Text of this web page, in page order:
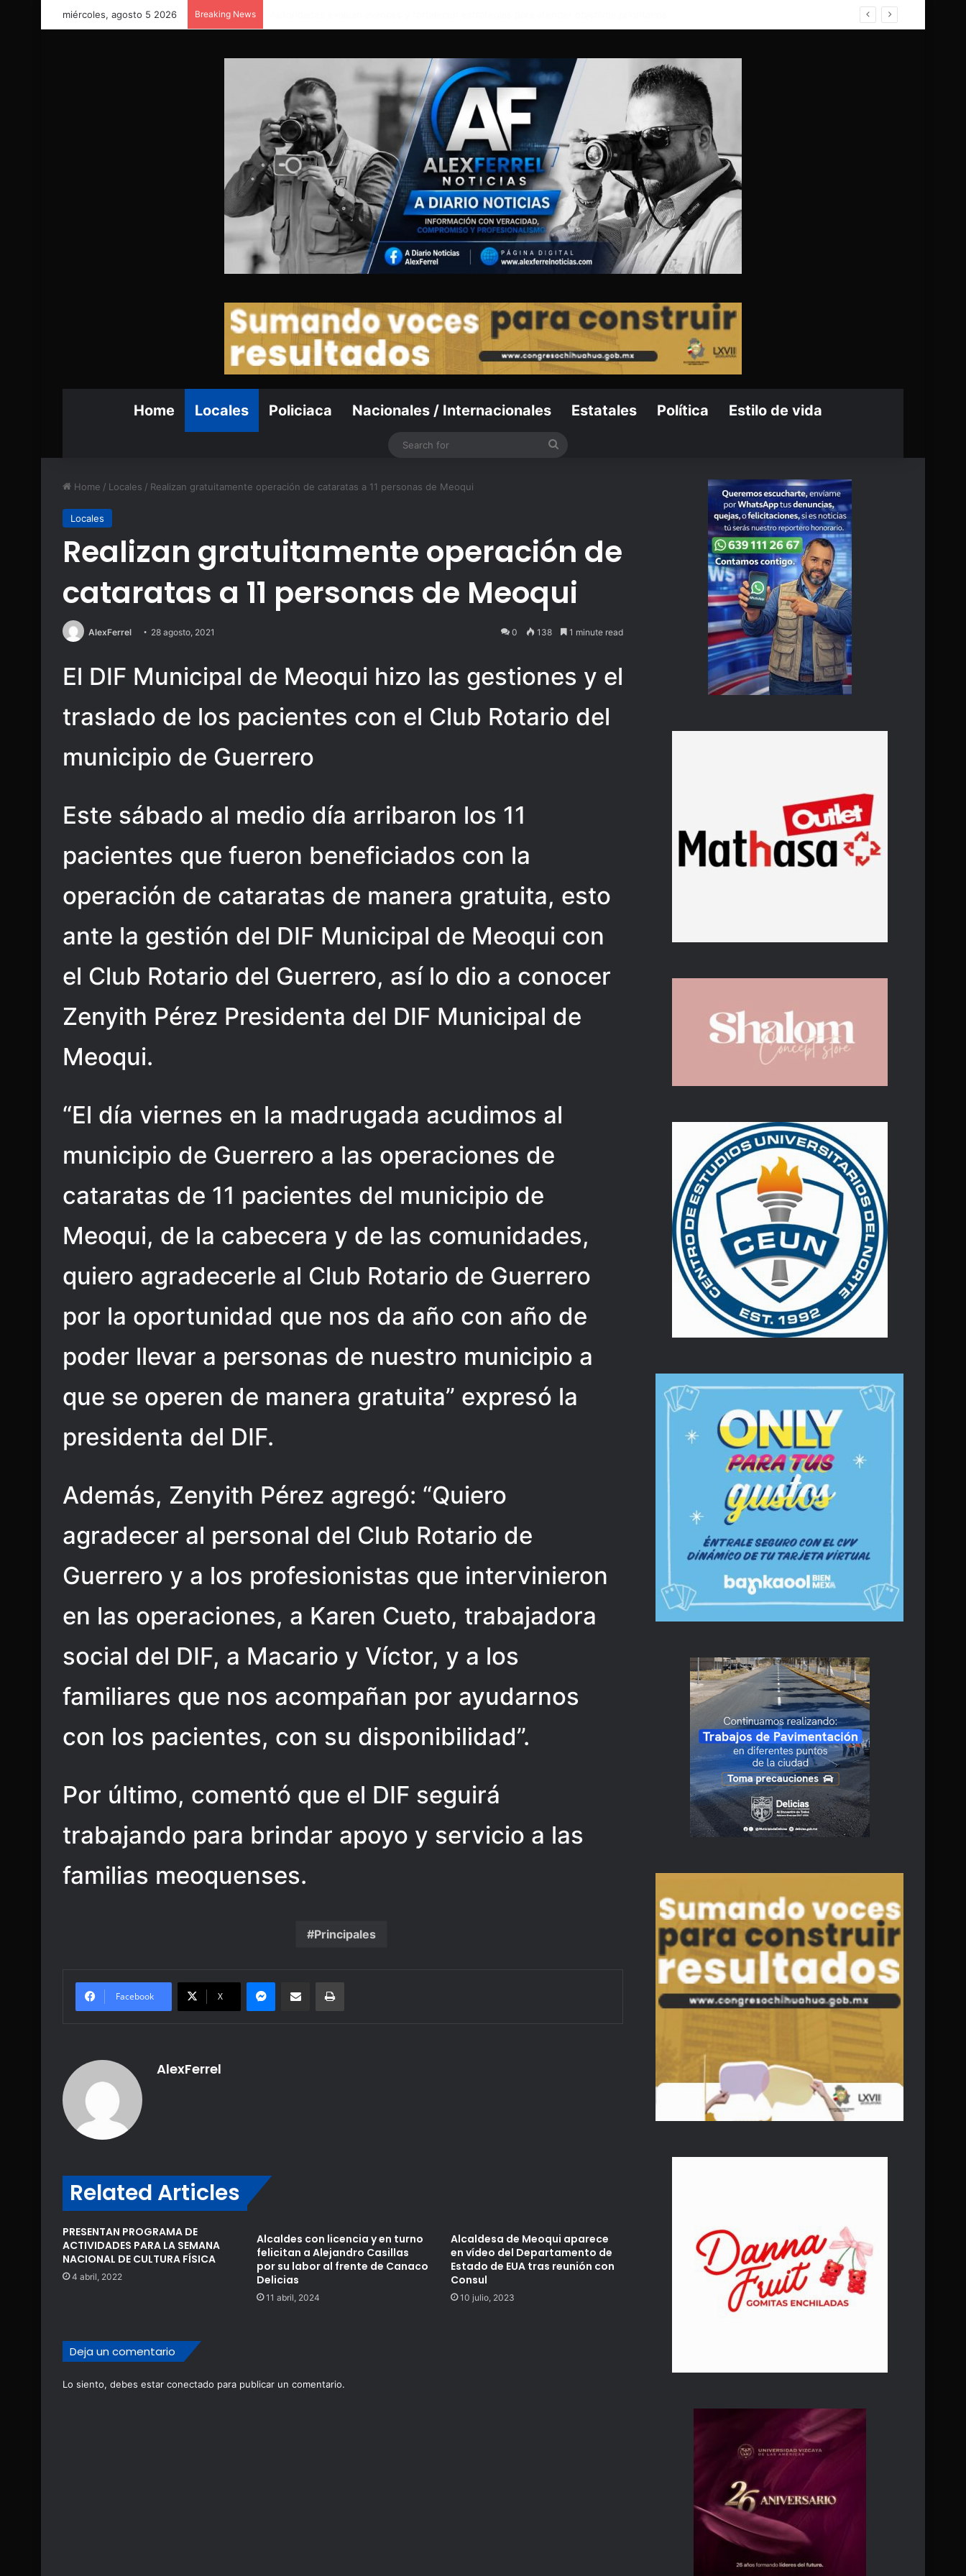
miércoles, agosto 5 2026 Breaking News
Home Locales Policiaca Nacionales / Internacionales Estatales Política Estilo de vida
Search
Home / Locales / Realizan gratuitamente operación de cataratas a 11 personas de Meoqui
Locales
Realizan gratuitamente operación de
cataratas a 11 personas de Meoqui
AlexFerrel 28 agosto, 2021 0 138 1 minute read
El DIF Municipal de Meoqui hizo las gestiones y el
traslado de los pacientes con el Club Rotario del
municipio de Guerrero
Este sábado al medio día arribaron los 11
pacientes que fueron beneficiados con la
operación de cataratas de manera gratuita, esto
ante la gestión del DIF Municipal de Meoqui con
el Club Rotario del Guerrero, así lo dio a conocer
Zenyith Pérez Presidenta del DIF Municipal de
Meoqui.
“El día viernes en la madrugada acudimos al
municipio de Guerrero a las operaciones de
cataratas de 11 pacientes del municipio de
Meoqui, de la cabecera y de las comunidades,
quiero agradecerle al Club Rotario de Guerrero
por la oportunidad que nos da año con año de
poder llevar a personas de nuestro municipio a
que se operen de manera gratuita” expresó la
presidenta del DIF.
Además, Zenyith Pérez agregó: “Quiero
agradecer al personal del Club Rotario de
Guerrero y a los profesionistas que intervinieron
en las operaciones, a Karen Cueto, trabajadora
social del DIF, a Macario y Víctor, y a los
familiares que nos acompañan por ayudarnos
con los pacientes, con su disponibilidad”.
Por último, comentó que el DIF seguirá
trabajando para brindar apoyo y servicio a las
familias meoquenses.
Principales
Facebook X
Messenger
Share via Email Print
AlexFerrel
Related Articles
PRESENTAN PROGRAMA DE
ACTIVIDADES PARA LA SEMANA
NACIONAL DE CULTURA FÍSICA
4 abril, 2022
Alcaldes con licencia y en turno
felicitan a Alejandro Casillas
por su labor al frente de Canaco
Delicias
11 abril, 2024
Alcaldesa de Meoqui aparece
en vídeo del Departamento de
Estado de EUA tras reunión con
Consul
10 julio, 2023
Deja un comentario
Lo siento, debes estar conectado para publicar un comentario.